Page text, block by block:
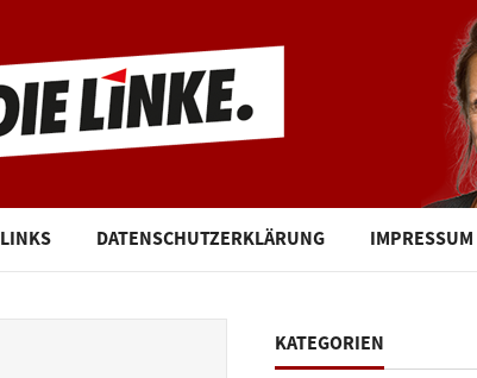
LINKS DATENSCHUTZERKLÄRUNG IMPRESSUM
KATEGORIEN